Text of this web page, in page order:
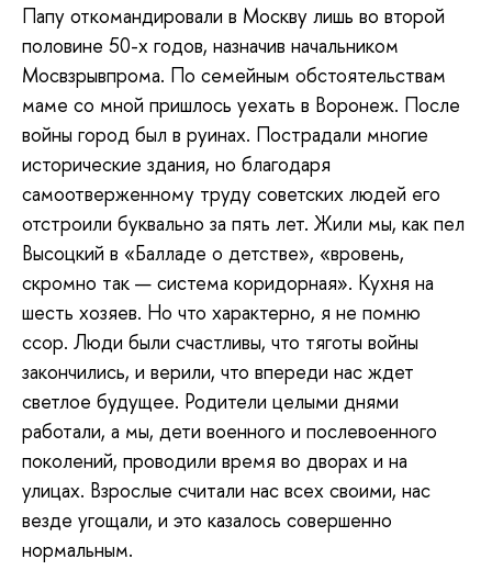
Папу откомандировали в Москву лишь во второй
половине 50-х годов, назначив начальником
Мосвзрывпрома. По семейным обстоятельствам
маме со мной пришлось уехать в Воронеж. После
войны город был в руинах. Пострадали многие
исторические здания, но благодаря
самоотверженному труду советских людей его
отстроили буквально за пять лет. Жили мы, как пел
Высоцкий в «Балладе о детстве», «вровень,
скромно так — система коридорная». Кухня на
шесть хозяев. Но что характерно, я не помню
ссор. Люди были счастливы, что тяготы войны
закончились, и верили, что впереди нас ждет
светлое будущее. Родители целыми днями
работали, а мы, дети военного и послевоенного
поколений, проводили время во дворах и на
улицах. Взрослые считали нас всех своими, нас
везде угощали, и это казалось совершенно
нормальным.